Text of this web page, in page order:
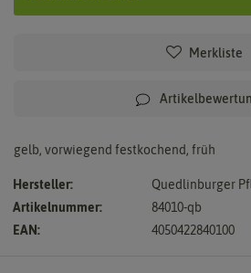
Merkliste
gelb, vorwiegend festkochend, früh
Hersteller:
Quedlinburger
Artikelnummer:
84010-qb
EAN:
4050422840100